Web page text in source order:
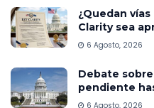
¿Quedan
Clarity sea
6 Agosto, 2026
Debate
pendiente
6 Agosto, 2026